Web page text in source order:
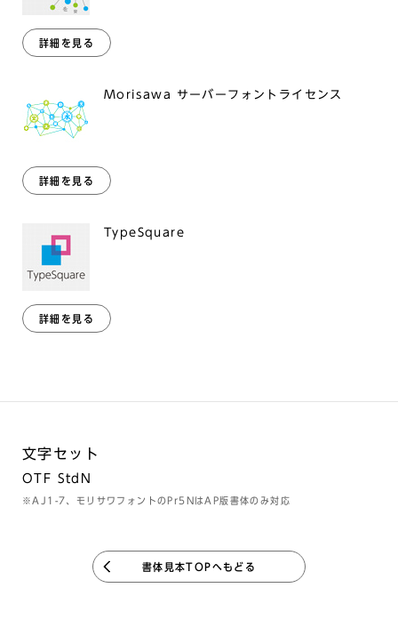
詳細を見る
Morisawa サーバーフォントライセンス
詳細を見る
TypeSquare
詳細を見る
文字セット
OTF StdN
※AJ1-7、モリサワフォントのPr5NはAP版書体のみ対応
書体見本TOPへもどる